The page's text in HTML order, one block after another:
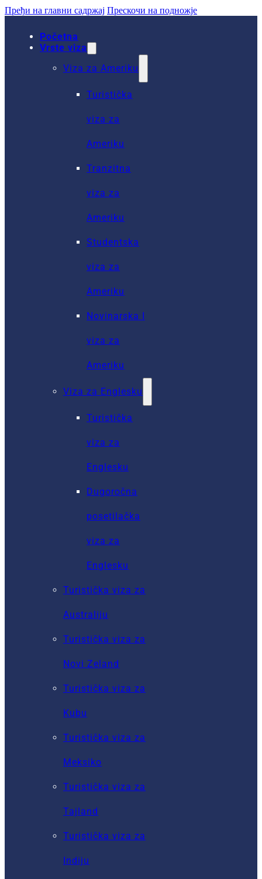
Пређи на главни садржај Прескочи на подножје
Početna
Vrste viza
Viza za Ameriku
Turistička
viza za
Ameriku
Tranzitna
viza za
Ameriku
Studentska
viza za
Ameriku
Novinarska I
viza za
Ameriku
Viza za Englesku
Turistička
viza za
Englesku
Dugoročna
posetilačka
viza za
Englesku
Turistička viza za
Australiju
Turistička viza za
Novi Zeland
Turistička viza za
Kubu
Turistička viza za
Meksiko
Turistička viza za
Tajland
Turistička viza za
Indiju